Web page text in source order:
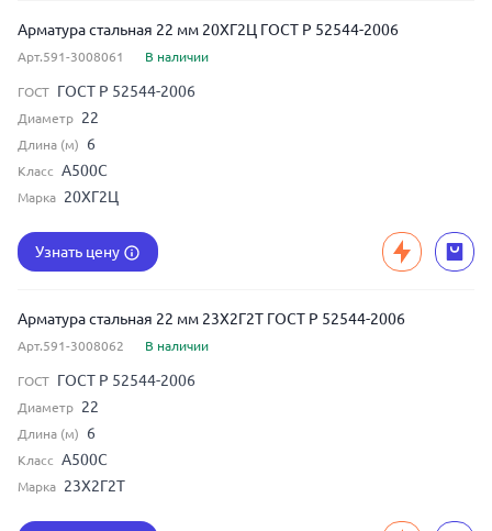
Арматура стальная 22 мм 20ХГ2Ц ГОСТ Р 52544-2006
Арт.591-3008061 В наличии
ГОСТ ГОСТ Р 52544-2006
Диаметр 22
Длина (м) 6
Класс А500С
Марка 20ХГ2Ц
Узнать цену
Арматура стальная 22 мм 23Х2Г2Т ГОСТ Р 52544-2006
Арт.591-3008062 В наличии
ГОСТ ГОСТ Р 52544-2006
Диаметр 22
Длина (м) 6
Класс А500С
Марка 23Х2Г2Т